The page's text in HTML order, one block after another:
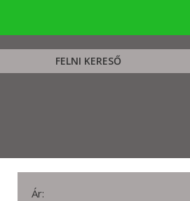
FELNI KERESŐ
Ár: